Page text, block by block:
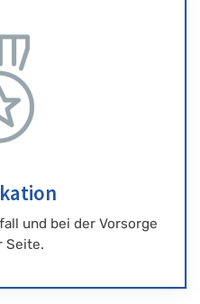
und bei der Vorsorge
Seite.